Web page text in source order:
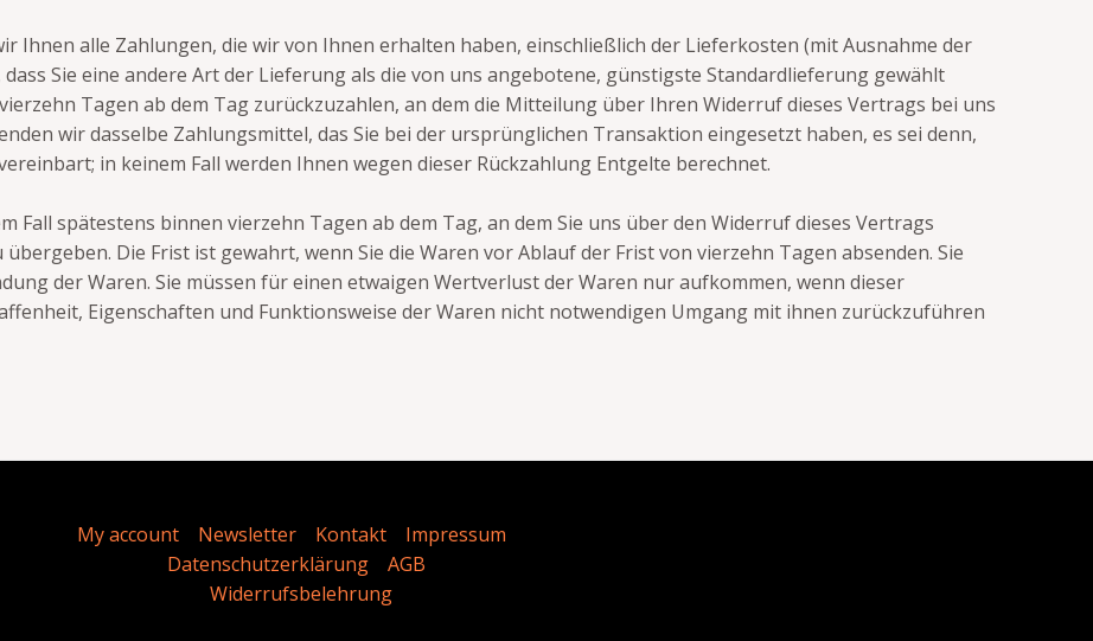
Ihnen alle Zahlungen, die wir von Ihnen erhalten haben, einschließlich der Lieferkosten (mit Ausnahme der
Sie eine andere Art der Lieferung als die von uns angebotene, günstigste Standardlieferung gewählt
Tagen ab dem Tag zurückzuzahlen, an dem die Mitteilung über Ihren Widerruf dieses Vertrags bei uns
wir dasselbe Zahlungsmittel, das Sie bei der ursprünglichen Transaktion eingesetzt haben, es sei denn,
in keinem Fall werden Ihnen wegen dieser Rückzahlung Entgelte berechnet.
Fall spätestens binnen vierzehn Tagen ab dem Tag, an dem Sie uns über den Widerruf dieses Vertrags
Die Frist ist gewahrt, wenn Sie die Waren vor Ablauf der Frist von vierzehn Tagen absenden. Sie
der Waren. Sie müssen für einen etwaigen Wertverlust der Waren nur aufkommen, wenn dieser
Eigenschaften und Funktionsweise der Waren nicht notwendigen Umgang mit ihnen zurückzuführen
My account Newsletter Kontakt
Impressum
Datenschutzerklärung
AGB
Widerrufsbelehrung